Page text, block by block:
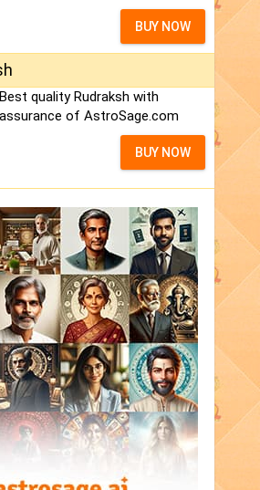
BUY NOW
Best quality Rudraksh with
assurance of AstroSage.com
BUY NOW